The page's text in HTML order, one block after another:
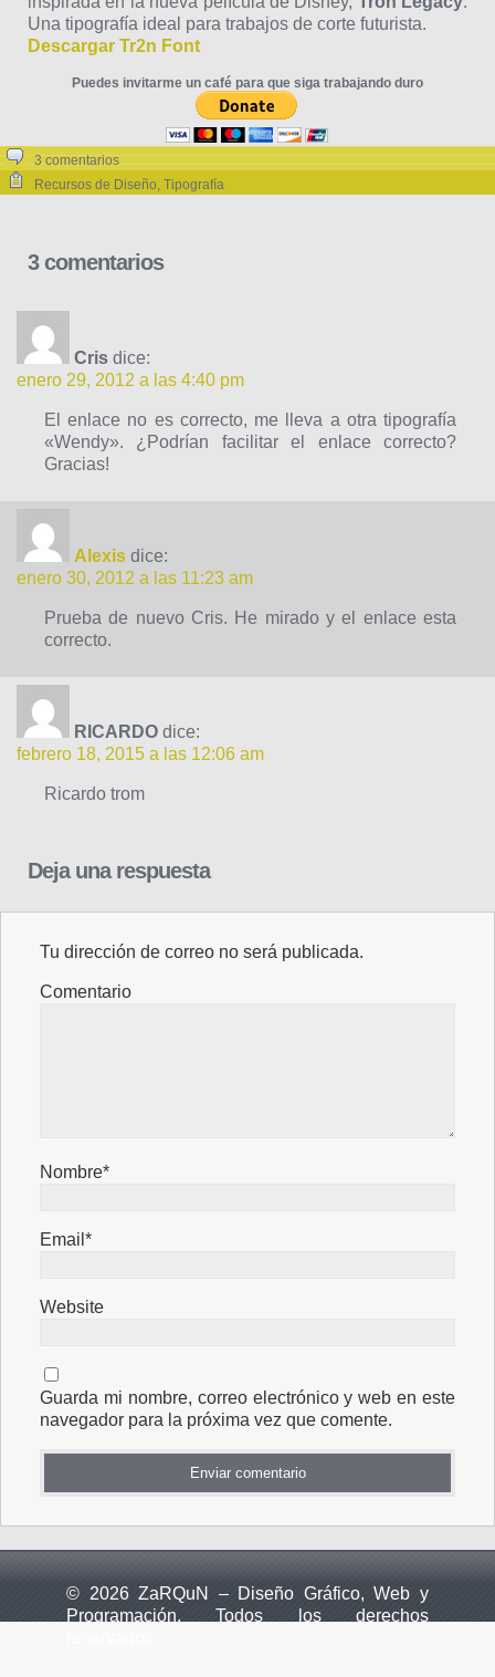
Una tipografía ideal para trabajos de corte futurista.
Descargar Tr2n Font
Puedes invitarme un café para que siga trabajando duro
3 comentarios
Recursos de Diseño, Tipografía
3 comentarios
Cris dice:
enero 29, 2012 a las 4:40 pm
El enlace no es correcto, me lleva a otra tipografía
«Wendy». ¿Podrían facilitar el enlace correcto?
Gracias!
Alexis dice:
enero 30, 2012 a las 11:23 am
Prueba de nuevo Cris. He mirado y el enlace esta
correcto.
RICARDO dice:
febrero 18, 2015 a las 12:06 am
Ricardo trom
Deja una respuesta
Tu dirección de correo no será publicada.
Comentario
Nombre*
Email*
Website
Guarda mi nombre, correo electrónico y web en este
navegador para la próxima vez que comente.
© 2026 ZaRQuN – Diseño Gráfico, Web y
Programación. Todos los derechos